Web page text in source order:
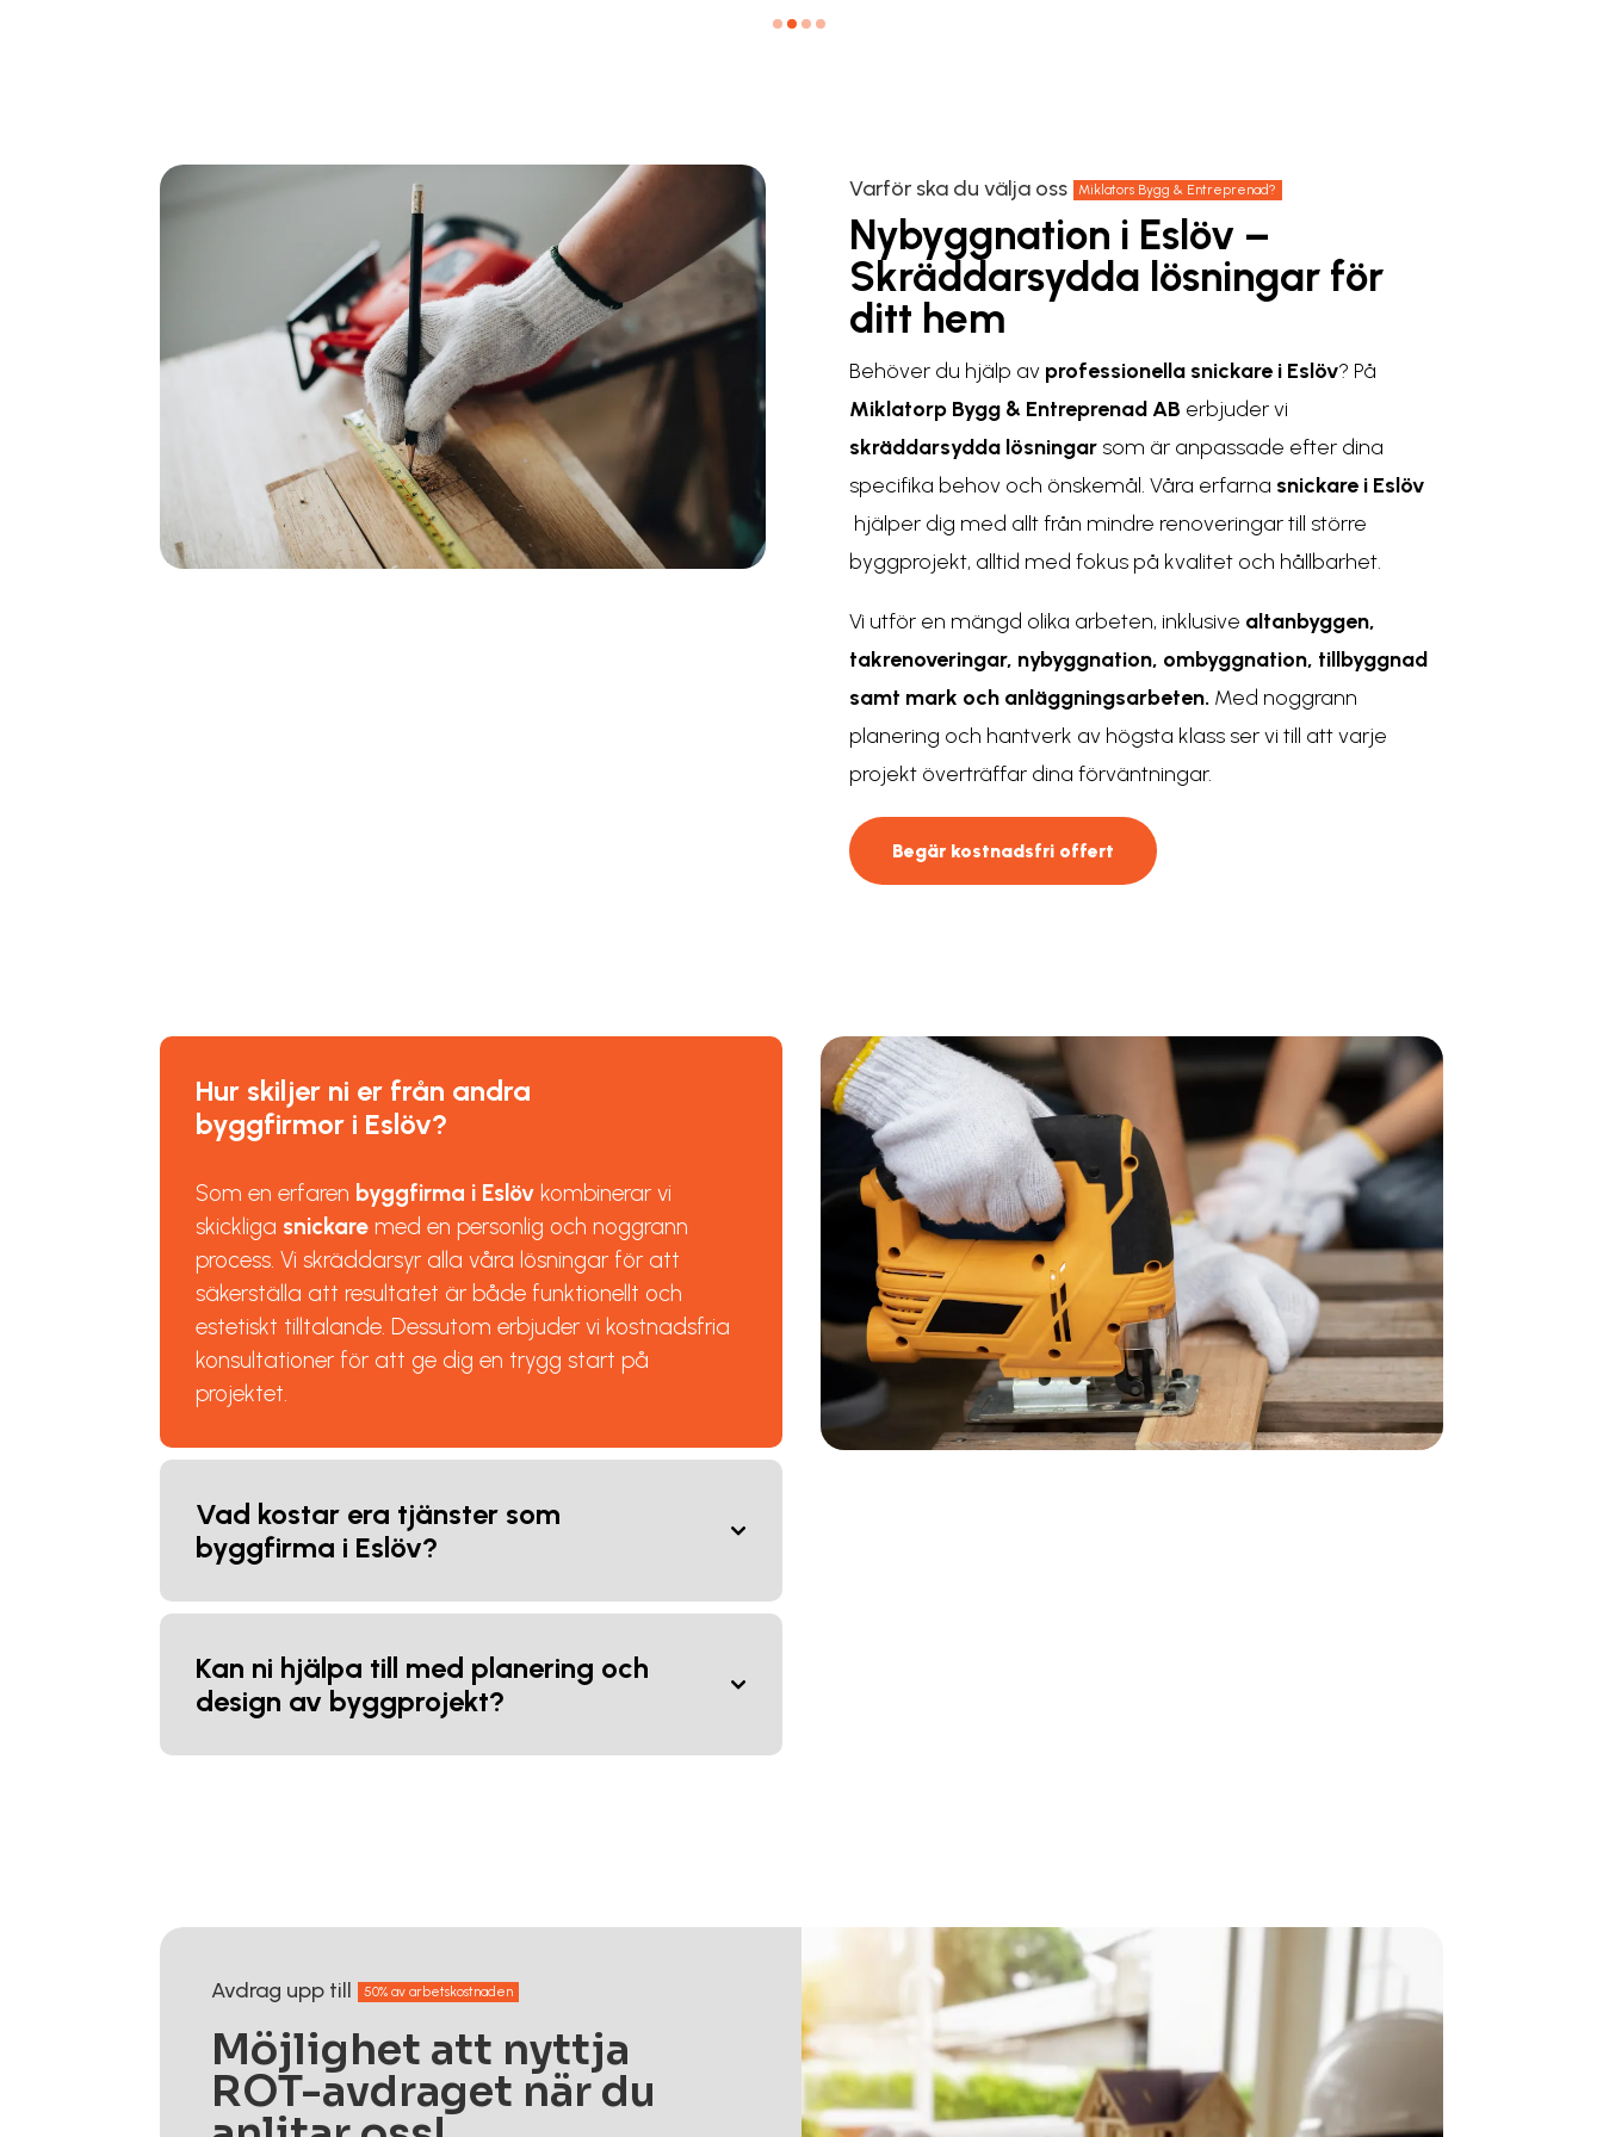
Varför ska du välja oss Miklators Bygg & Entreprenad?
Nybyggnation i Eslöv –
Skräddarsydda lösningar för
ditt hem
Behöver du hjälp av professionella snickare i Eslöv? På
Miklatorp Bygg & Entreprenad AB erbjuder vi
skräddarsydda lösningarsom är anpassade efter dina
specifika behov och önskemål. Våra erfarna snickare i Eslöv
hjälper dig med allt från mindre renoveringar till större
byggprojekt, alltid med fokus på kvalitet och hållbarhet.
Vi utför en mängd olika arbeten, inklusive altanbyggen,
takrenoveringar, nybyggnation, ombyggnation, tillbyggnad
samt mark och anläggningsarbeten. Med noggrann
planering och hantverk av högsta klass ser vi till att varje
projekt överträffar dina förväntningar.
Begär kostnadsfri offert
Hur skiljer ni er från andra
byggfirmor i Eslöv?
Som en erfaren byggfirma i Eslöv kombinerar vi
skickliga snickare med en personlig och noggrann
process. Vi skräddarsyr alla våra lösningar för att
säkerställa att resultatet är både funktionellt och
estetiskt tilltalande. Dessutom erbjuder vi kostnadsfria
konsultationer för att ge dig en trygg start på
projektet.
Vad kostar era tjänster som
byggfirma i Eslöv?
Kan ni hjälpa till med planering och
design av byggprojekt?
Avdrag upp till 50% av arbetskostnaden
Möjlighet att nyttja
ROT-avdraget när du